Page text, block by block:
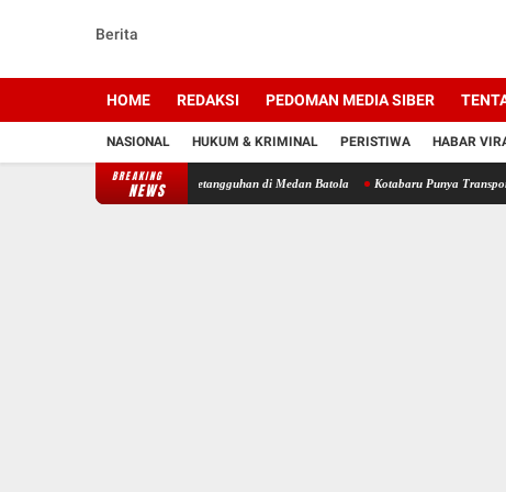
Berita
HOME REDAKSI PEDOMAN MEDIA SIBER
NASIONAL HUKUM & KRIMINAL PERISTIWA HABAR
BREAKING
NEWS
Ratusan Rider Adu Ketangguhan di Medan Batola Kotabaru Punya Transportasi Publik